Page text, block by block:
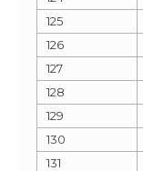
125
126
127
128
129
130
131